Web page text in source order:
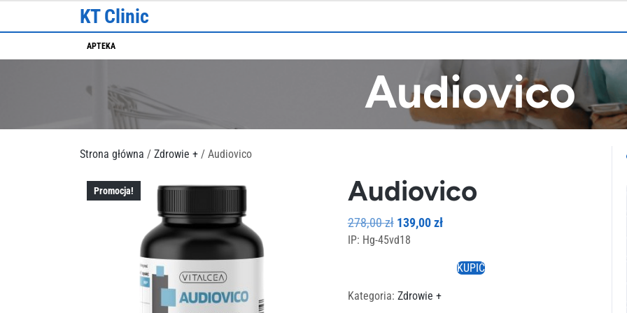
KT Clinic
APTEKA
Audiovico
Strona główna / Zdrowie + / Audiovico
Promocja! Audiovico
278,00zł Pierwotna
cena
139,00złAktualna
wynosi:
139,00 zł.
IP: Hg-45vd18
KUPIĆ
Kategoria: Zdrowie +